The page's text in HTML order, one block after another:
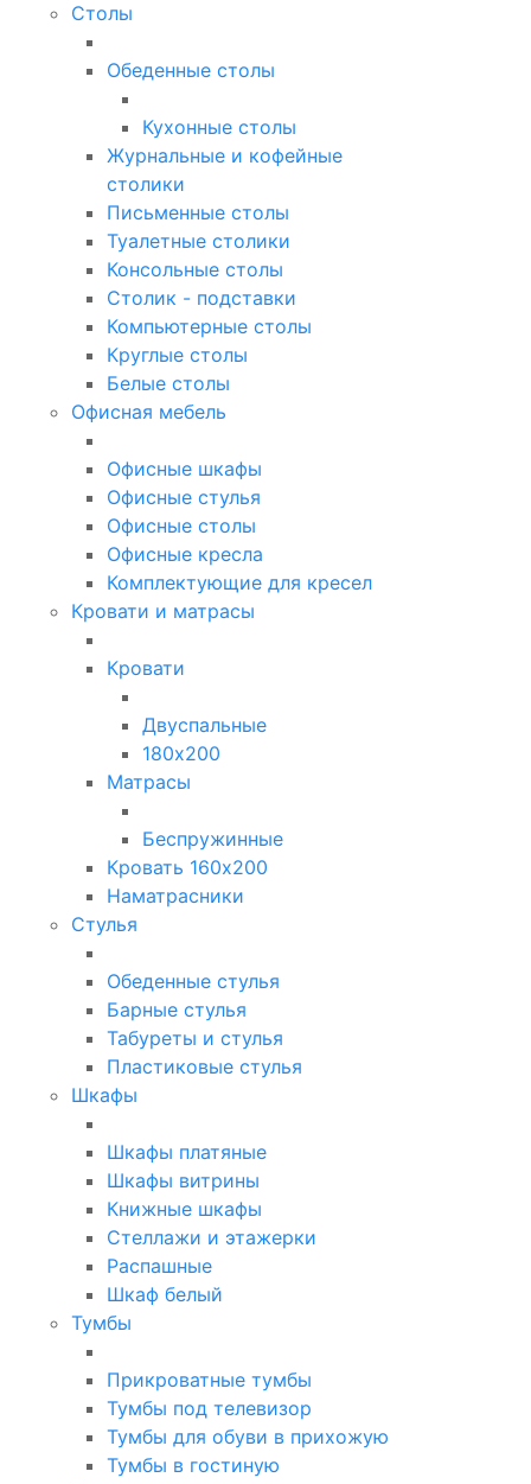
Столы
Обеденные столы
Кухонные столы
Журнальные и кофейные
столики
Письменные столы
Туалетные столики
Консольные столы
Столик - подставки
Компьютерные столы
Круглые столы
Белые столы
Офисная мебель
Офисные шкафы
Офисные стулья
Офисные столы
Офисные кресла
Комплектующие для кресел
Кровати и матрасы
Кровати
Двуспальные
180х200
Матрасы
Беспружинные
Кровать 160х200
Наматрасники
Стулья
Обеденные стулья
Барные стулья
Табуреты и стулья
Пластиковые стулья
Шкафы
Шкафы платяные
Шкафы витрины
Книжные шкафы
Стеллажи и этажерки
Распашные
Шкаф белый
Тумбы
Прикроватные тумбы
Тумбы под телевизор
Тумбы для обуви в прихожую
Тумбы в гостиную